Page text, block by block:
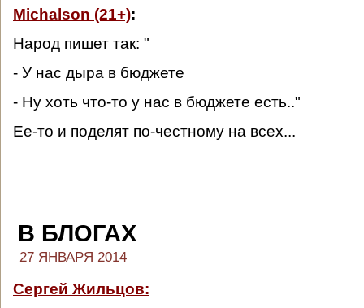
Michalson (21+):
Народ пишет так: "
- У нас дыра в бюджете
- Ну хоть что-то у нас в бюджете есть.."
Ее-то и поделят по-честному на всех...
В БЛОГАХ
27 ЯНВАРЯ 2014
Сергей Жильцов: